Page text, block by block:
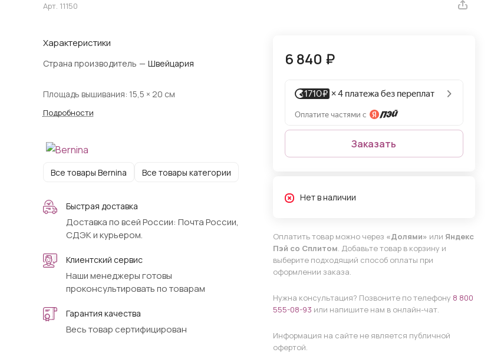
Арт. 11150
Характеристики
Страна производитель — Швейцария
Площадь вышивания: 15,5 × 20 см
Подробности
Все товары Bernina Все товары категории
Быстрая доставка
Доставка по всей России: Почта России,
СДЭК и курьером.
Клиентский сервис
Наши менеджеры готовы
проконсультировать по товарам
Гарантия качества
Весь товар сертифицирован
6 840 ₽
Заказать
Нет в наличии
Оплатить товар можно через «Долями» или Яндекс
Пэй со Сплитом. Добавьте товар в корзину и
выберите подходящий способ оплаты при
оформлении заказа.
Нужна консультация? Позвоните по телефону 8 800
555-08-93 или напишите нам в онлайн-чат.
Информация на сайте не является публичной
офертой.